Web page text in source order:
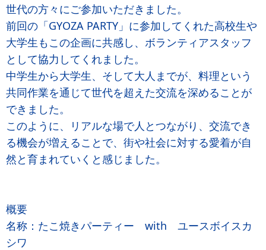
世代の方々にご参加いただきました。
前回の「GYOZA PARTY」に参加してくれた高校生や
大学生もこの企画に共感し、ボランティアスタッフ
として協力してくれました。
中学生から大学生、そして大人までが、料理という
共同作業を通じて世代を超えた交流を深めることが
できました。
このように、リアルな場で人とつながり、交流でき
る機会が増えることで、街や社会に対する愛着が自
然と育まれていくと感じました。
概要
名称：たこ焼きパーティー with ユースボイスカ
シワ